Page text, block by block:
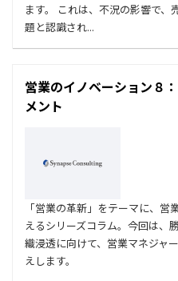
ます。 これは、不況の影響で
題と認識され...
営業のイノベーション８
メント
「営業の革新」をテーマに、
えるシリーズコラム。今回は、
織浸透に向けて、営業マネジャ
えします。